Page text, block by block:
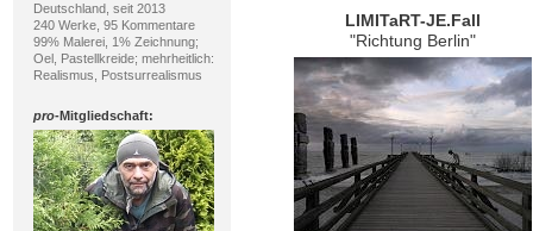
Deutschland, seit 2013
240 Werke, 95 Kommentare
99% Malerei, 1% Zeichnung;
Oel, Pastellkreide; mehrheitlich:
Realismus, Postsurrealismus
pro-Mitgliedschaft:
LIMITaRT-JE.Fall
"Richtung Berlin"